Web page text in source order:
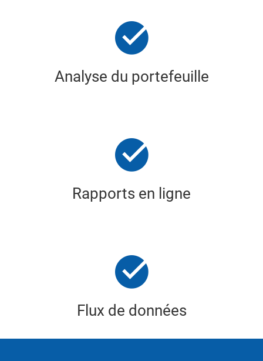
Analyse du portefeuille
Rapports en ligne
Flux de données